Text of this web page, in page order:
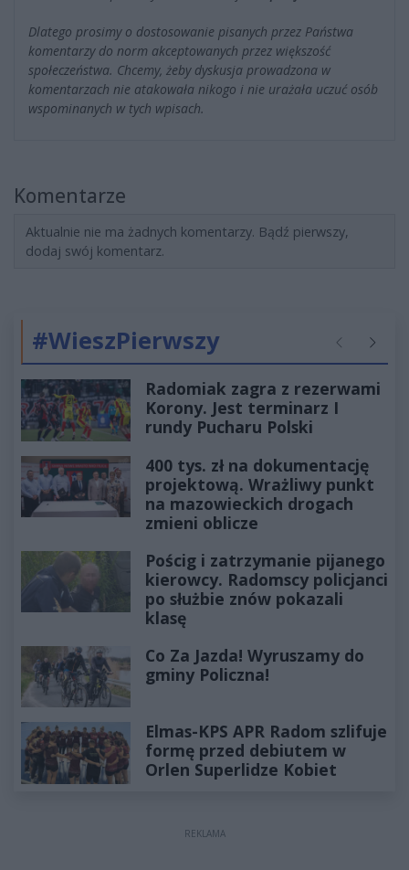
Dlatego prosimy o dostosowanie pisanych przez Państwa
komentarzy do norm akceptowanych przez większość
społeczeństwa. Chcemy, żeby dyskusja prowadzona w
komentarzach nie atakowała nikogo i nie urażała uczuć osób
wspominanych w tych wpisach.
Komentarze
Aktualnie nie ma żadnych komentarzy. Bądź pierwszy,
dodaj swój komentarz.
#WieszPierwszy Poprzednie
Radomiak zagra z rezerwami
Korony. Jest terminarz I
rundy Pucharu Polski
400 tys. zł na dokumentację
projektową. Wrażliwy punkt
na mazowieckich drogach
zmieni oblicze
Pościg i zatrzymanie pijanego
kierowcy. Radomscy policjanci
po służbie znów pokazali
klasę
Co Za Jazda! Wyruszamy do
gminy Policzna!
Elmas-KPS APR Radom szlifuje
formę przed debiutem w
Orlen Superlidze Kobiet
REKLAMA